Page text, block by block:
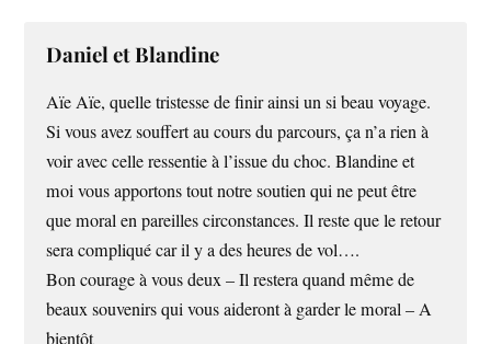
Daniel et Blandine
Aïe Aïe, quelle tristesse de finir ainsi un si beau voyage.
Si vous avez souffert au cours du parcours, ça n’a rien à
voir avec celle ressentie à l’issue du choc. Blandine et
moi vous apportons tout notre soutien qui ne peut être
que moral en pareilles circonstances. Il reste que le retour
sera compliqué car il y a des heures de vol….
Bon courage à vous deux – Il restera quand même de
beaux souvenirs qui vous aideront à garder le moral – A
bientôt